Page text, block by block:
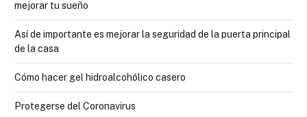
mejorar tu sueño
Así de importante es mejorar la seguridad de la puerta principal
de la casa
Cómo hacer gel hidroalcohólico casero
Protegerse del Coronavirus